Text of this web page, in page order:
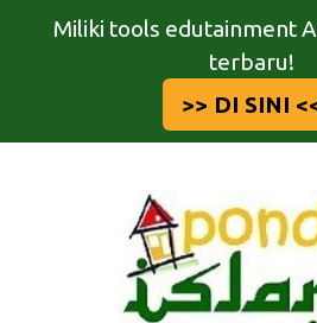
Miliki tools edutainment
terbaru!
>> DI SINI